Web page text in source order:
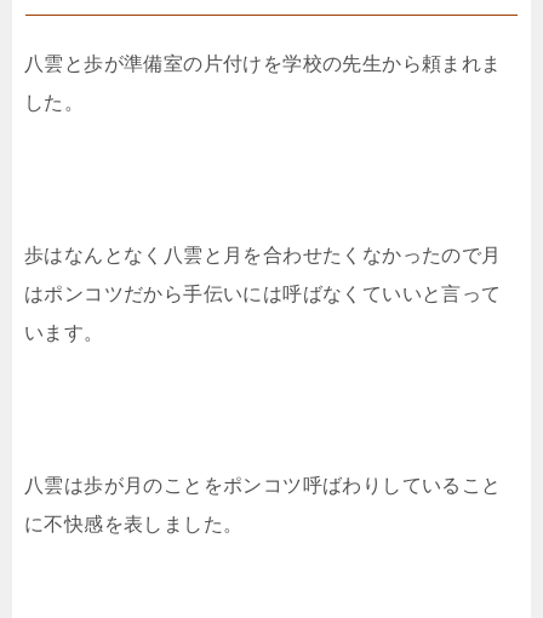
八雲と歩が準備室の片付けを学校の先生から頼まれま
した。
歩はなんとなく八雲と月を合わせたくなかったので月
はポンコツだから手伝いには呼ばなくていいと言って
います。
八雲は歩が月のことをポンコツ呼ばわりしていること
に不快感を表しました。